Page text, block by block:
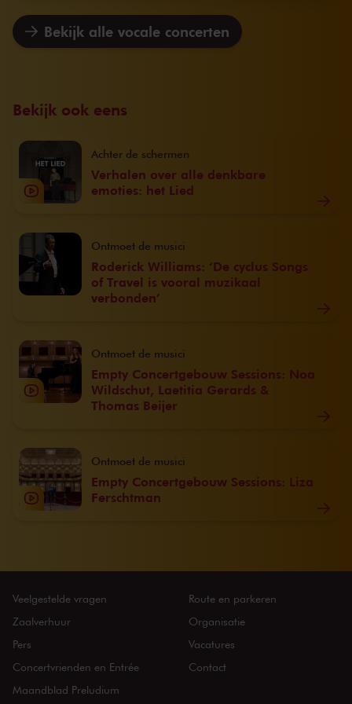
Bekijk alle vocale concerten
Bekijk ook eens
Verhalen over alle denkbare
emoties: het Lied
Achter de schermen
Roderick Williams: ‘De cyclus Songs
of Travel is vooral muzikaal
verbonden’
Ontmoet de musici
Empty Concertgebouw Sessions: Noa
Wildschut, Laetitia Gerards &
Thomas Beijer
Ontmoet de musici
Empty Concertgebouw Sessions: Liza
Ferschtman
Ontmoet de musici
Veelgestelde vragen
Zaalverhuur
Pers
Concertvrienden en Entrée
Maandblad Preludium
Route en parkeren
Organisatie
Vacatures
Contact